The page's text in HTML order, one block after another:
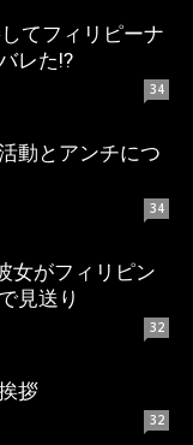
てフィリピーナ
レた!?
34
動とアンチにつ
34
女がフィリピン
見送り
32
拶
32